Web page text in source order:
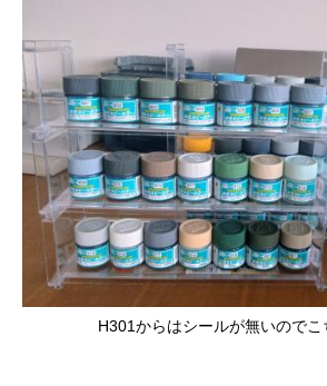
H301からはシールが無いのでこ